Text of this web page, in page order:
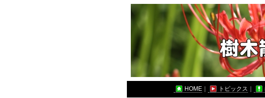
HOME トピックス